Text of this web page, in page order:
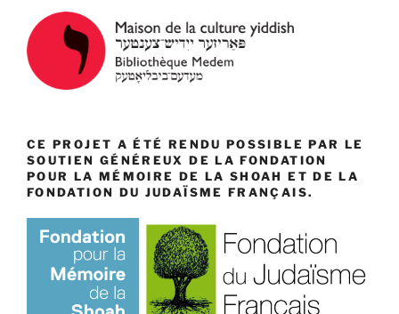
CE PROJET A ÉTÉ RENDU POSSIBLE PAR LE
SOUTIEN GÉNÉREUX DE LA FONDATION
POUR LA MÉMOIRE DE LA SHOAH ET DE LA
FONDATION DU JUDAÏSME FRANÇAIS.